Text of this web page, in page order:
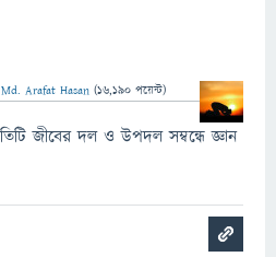
Md. Arafat Hasan (16,190 পয়েন্ট)
জীবের দল ও উপদল সম্বন্ধে জ্ঞান